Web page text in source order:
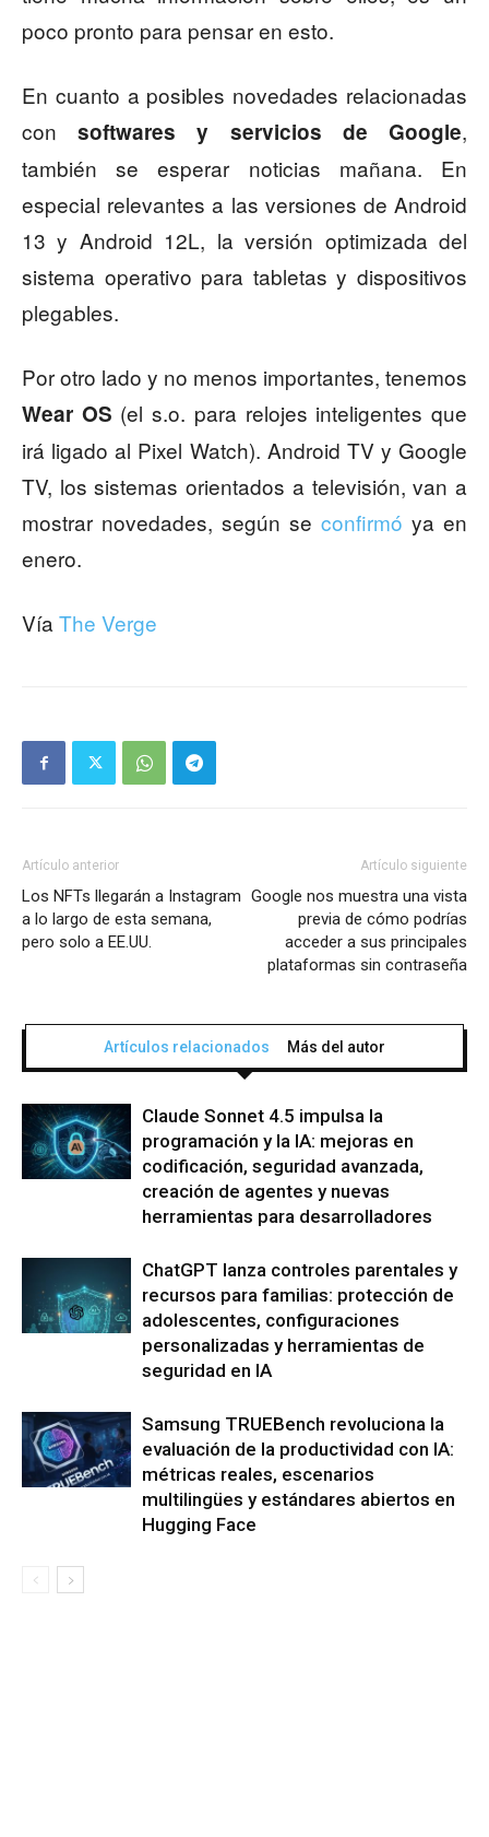
poco pronto para pensar en esto.
En cuanto a posibles novedades relacionadas
consoftwares y servicios de Google,
también se esperar noticias mañana. En
especial relevantes a las versiones de Android
13 y Android 12L, la versión optimizada del
sistema operativo para tabletas y dispositivos
plegables.
Por otro lado y no menos importantes, tenemos
Wear OS (el s.o. para relojes inteligentes que
irá ligado al Pixel Watch). Android TV y Google
TV, los sistemas orientados a televisión, van a
mostrar novedades, según se confirmó ya en
enero.
Vía The Verge
Artículo anterior
Los NFTs llegarán a Instagram
a lo largo de esta semana,
pero solo a EE.UU.
Artículo siguiente
Google nos muestra una vista
previa de cómo podrías
acceder a sus principales
plataformas sin contraseña
Artículos relacionados Más del autor
Claude Sonnet 4.5 impulsa la
programación y la IA: mejoras en
codificación, seguridad avanzada,
creación de agentes y nuevas
herramientas para desarrolladores
ChatGPT lanza controles parentales y
recursos para familias: protección de
adolescentes, configuraciones
personalizadas y herramientas de
seguridad en IA
Samsung TRUEBench revoluciona la
evaluación de la productividad con IA:
métricas reales, escenarios
multilingües y estándares abiertos en
Hugging Face